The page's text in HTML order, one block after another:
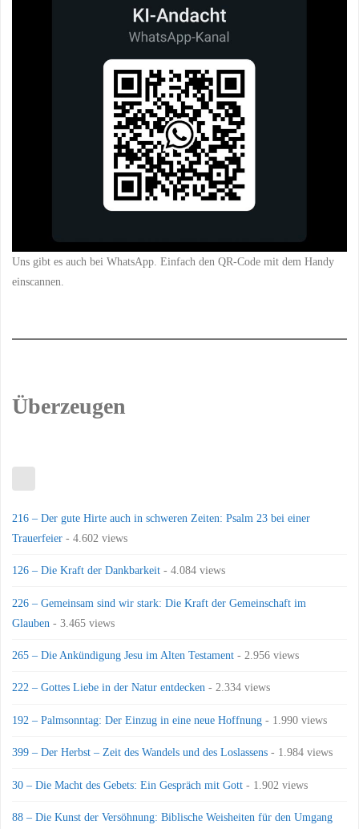
Uns gibt es auch bei WhatsApp. Einfach den QR-Code mit dem Handy
einscannen.
Überzeugen
216 – Der gute Hirte auch in schweren Zeiten: Psalm 23 bei einer
Trauerfeier - 4.602 views
126 – Die Kraft der Dankbarkeit - 4.084 views
226 – Gemeinsam sind wir stark: Die Kraft der Gemeinschaft im
Glauben - 3.465 views
265 – Die Ankündigung Jesu im Alten Testament - 2.956 views
222 – Gottes Liebe in der Natur entdecken - 2.334 views
192 – Palmsonntag: Der Einzug in eine neue Hoffnung - 1.990 views
399 – Der Herbst – Zeit des Wandels und des Loslassens - 1.984 views
30 – Die Macht des Gebets: Ein Gespräch mit Gott - 1.902 views
88 – Die Kunst der Versöhnung: Biblische Weisheiten für den Umgang